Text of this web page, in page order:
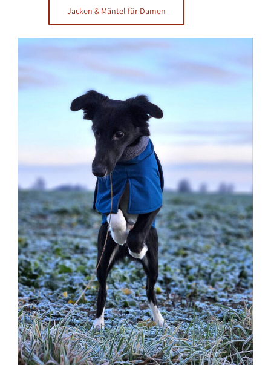
Jacken & Mäntel für Damen